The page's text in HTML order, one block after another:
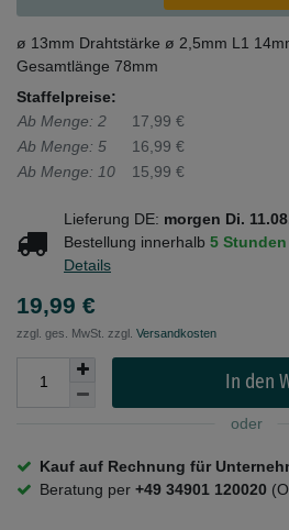
ø 13mm Drahtstärke ø 2,5mm L1
Gesamtlänge 78mm
Staffelpreise:
Ab Menge: 2
17,99 €
Ab Menge: 5
16,99 €
Ab Menge: 10
15,99 €
Lieferung DE: morgen Di.
Bestellung innerhalb 5 Stunden
Details
19,99 €
zzgl. ges. MwSt. zzgl. Versandkosten
In den
oder
Kauf auf Rechnung für
Beratung per +49 34901 120020